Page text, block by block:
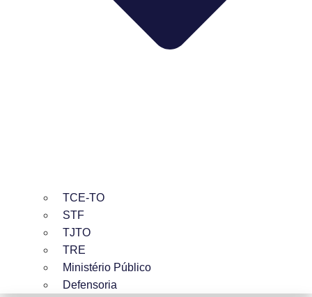
TCE-TO
STF
TJTO
TRE
Ministério Público
Defensoria